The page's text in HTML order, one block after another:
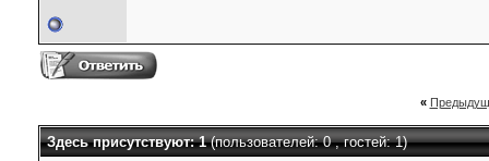
«
Здесь присутствуют: 1(пользователей: 0 , гостей: 1)